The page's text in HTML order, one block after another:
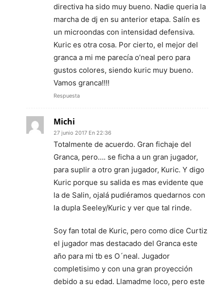
directiva ha sido muy bueno. Nadie queria la
marcha de dj en su anterior etapa. Salín es
un microondas con intensidad defensiva.
Kuric es otra cosa. Por cierto, el mejor del
granca a mi me parecía o’neal pero para
gustos colores, siendo kuric muy bueno.
Vamos granca!!!!
Respuesta
Michi
27 junio 2017 En 22:36
Totalmente de acuerdo. Gran fichaje del
Granca, pero…. se ficha a un gran jugador,
para suplir a otro gran jugador, Kuric. Y digo
Kuric porque su salida es mas evidente que
la de Salin, ojalá pudiéramos quedarnos con
la dupla Seeley/Kuric y ver que tal rinde.
Soy fan total de Kuric, pero como dice Curtiz
el jugador mas destacado del Granca este
año para mi tb es O´neal. Jugador
completisimo y con una gran proyección
debido a su edad. Llamadme loco, pero este